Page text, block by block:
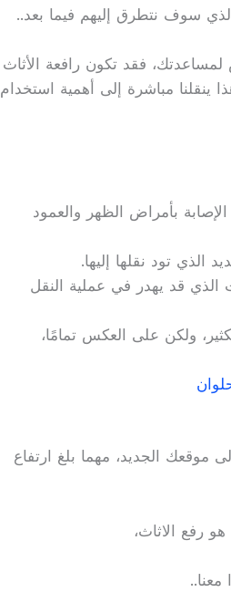
سوف نتطرق إليهم فيما بعد..
فقد تكون رافعة الأثاث
ينقلنا مباشرة إلى أهمية استخدام
بأمراض الظهر والعمود
تود نقلها إليها.
الذي قد يهدر في عملية النقل
ولكن على العكس تمامًا،
موقعك الجديد، مهما بلغ ارتفاع
رفع الاثاث،